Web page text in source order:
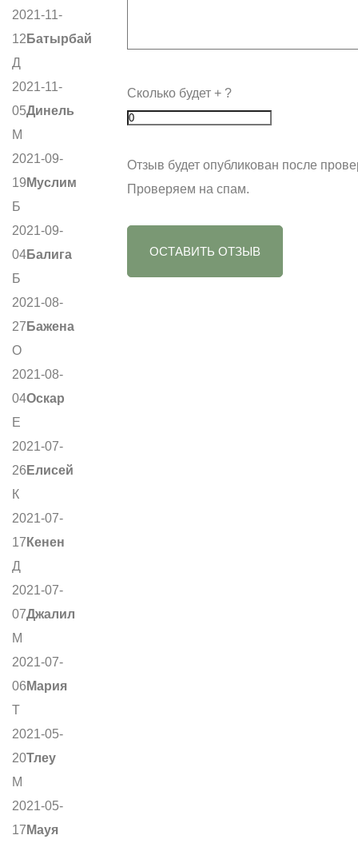
2021-11-
12 Батырбай
Д
2021-11-
05Динель
М
2021-09-
19 Муслим
Б
2021-09-
04Балига
Б
2021-08-
27 Бажена
О
2021-08-
04Оскар
Е
2021-07-
26 Елисей
К
2021-07-
17 Кенен
Д
2021-07-
07Джалил
М
2021-07-
06 Мария
Т
2021-05-
20Тлеу
М
2021-05-
17 Мауя
Сколько будет + ?
Отзыв будет опубликован после
Проверяем на спам.
ОСТАВИТЬ ОТЗЫВ